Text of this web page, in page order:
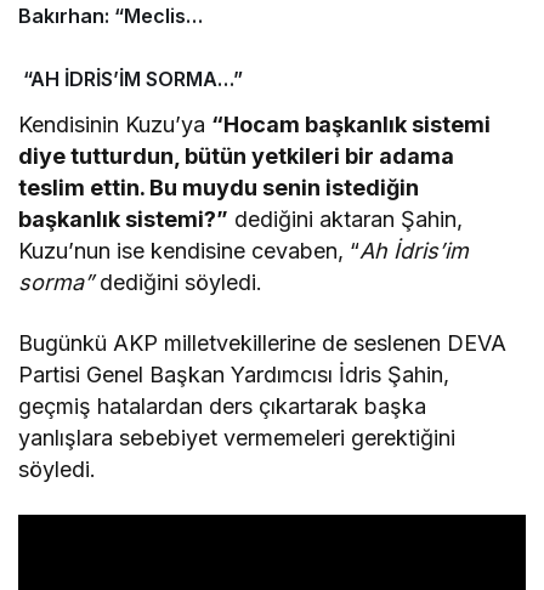
Bakırhan: “Meclis
yasa çıkarılmalıdır”
“AH İDRİS’İM SORMA…”
Kendisinin Kuzu’ya “Hocam başkanlık sistemi
diye tutturdun, bütün yetkileri bir adama
teslim ettin. Bu muydu senin istediğin
başkanlık sistemi?” dediğini aktaran Şahin,
Kuzu’nun ise kendisine cevaben, “Ah İdris’im
sorma”dediğini söyledi.
Bugünkü AKP milletvekillerine de seslenen DEVA
Partisi Genel Başkan Yardımcısı İdris Şahin,
geçmiş hatalardan ders çıkartarak başka
yanlışlara sebebiyet vermemeleri gerektiğini
söyledi.